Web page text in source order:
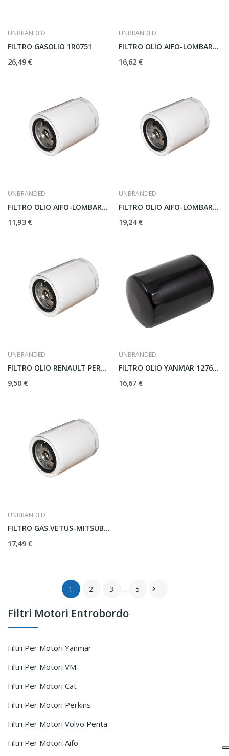
Filtri Motori Entrobordo
Filtri Per Motori Yanmar
Filtri Per Motori VM
Filtri Per Motori Cat
Filtri Per Motori Perkins
Filtri Per Motori Volvo Penta
Filtri Per Motori Aifo
UNBRANDED
FILTRO GASOLIO 1R0751
26,49 €
UNBRANDED
FILTRO OLIO AIFO-LOMBARDINI
16,62 €
UNBRANDED
FILTRO OLIO AIFO-LOMBARDINI
11,93 €
UNBRANDED
FILTRO OLIO AIFO-LOMBARDINI
19,24 €
UNBRANDED
FILTRO OLIO RENAULT PERK. VM VOLVO
9,50 €
UNBRANDED
FILTRO OLIO YANMAR 127695-35150
16,67 €
UNBRANDED
FILTRO GAS.VETUS-MITSUBISHI STM3690
17,49 €
1 2 3 … 5 